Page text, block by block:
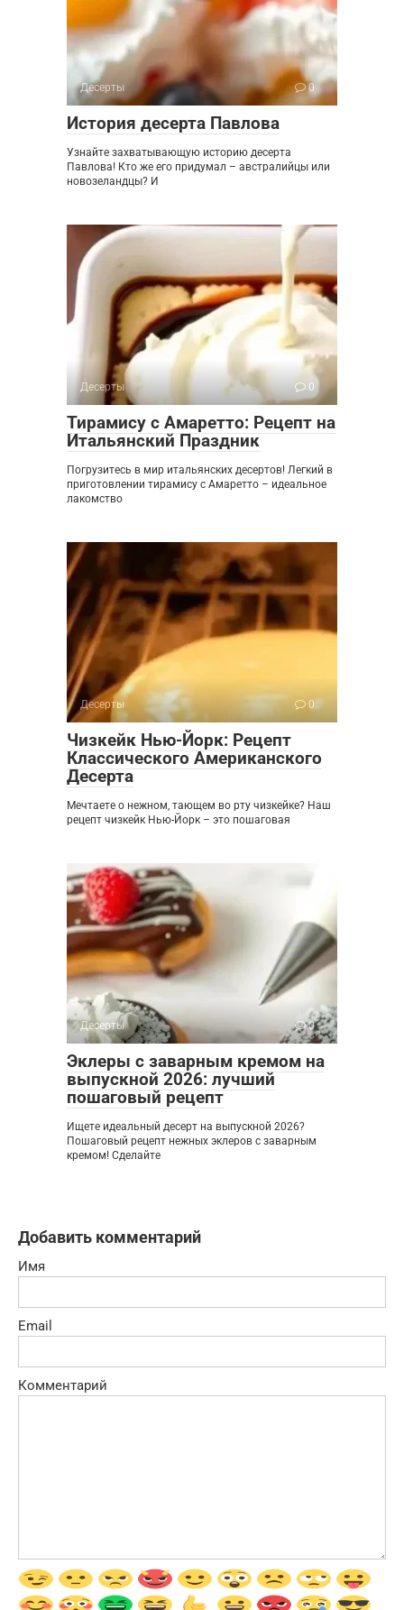
Десерты 0
История десерта Павлова
Узнайте захватывающую историю десерта
Павлова! Кто же его придумал – австралийцы или
новозеландцы? И
Десерты 0
Тирамису с Амаретто: Рецепт на
Итальянский Праздник
Погрузитесь в мир итальянских десертов! Легкий в
приготовлении тирамису с Амаретто – идеальное
лакомство
Десерты 0
Чизкейк Нью-Йорк: Рецепт
Классического Американского
Десерта
Мечтаете о нежном, тающем во рту чизкейке? Наш
рецепт чизкейк Нью-Йорк – это пошаговая
Десерты 0
Эклеры с заварным кремом на
выпускной 2026: лучший
пошаговый рецепт
Ищете идеальный десерт на выпускной 2026?
Пошаговый рецепт нежных эклеров с заварным
кремом! Сделайте
Добавить комментарий
Имя
Email
Комментарий